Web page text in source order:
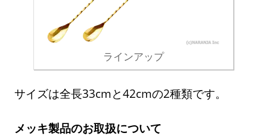
ラインアップ
サイズは全長33cmと42cmの2種類です。
メッキ製品のお取扱について